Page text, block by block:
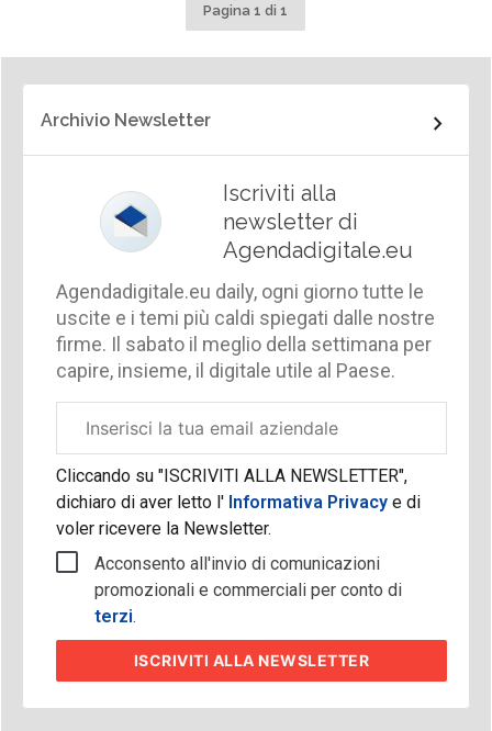
Pagina 1 di 1
Archivio Newsletter
Iscriviti alla
newsletter di
Agendadigitale.eu
Agendadigitale.eu daily, ogni giorno tutte le
uscite e i temi più caldi spiegati dalle nostre
firme. Il sabato il meglio della settimana per
capire, insieme, il digitale utile al Paese.
aziendale
Cliccando su "ISCRIVITI ALLA NEWSLETTER",
dichiaro di aver letto l'Informativa Privacy e di
voler ricevere la Newsletter.
Acconsento all'invio di comunicazioni
promozionali e commerciali per conto di
terzi.
ISCRIVITI ALLA NEWSLETTER